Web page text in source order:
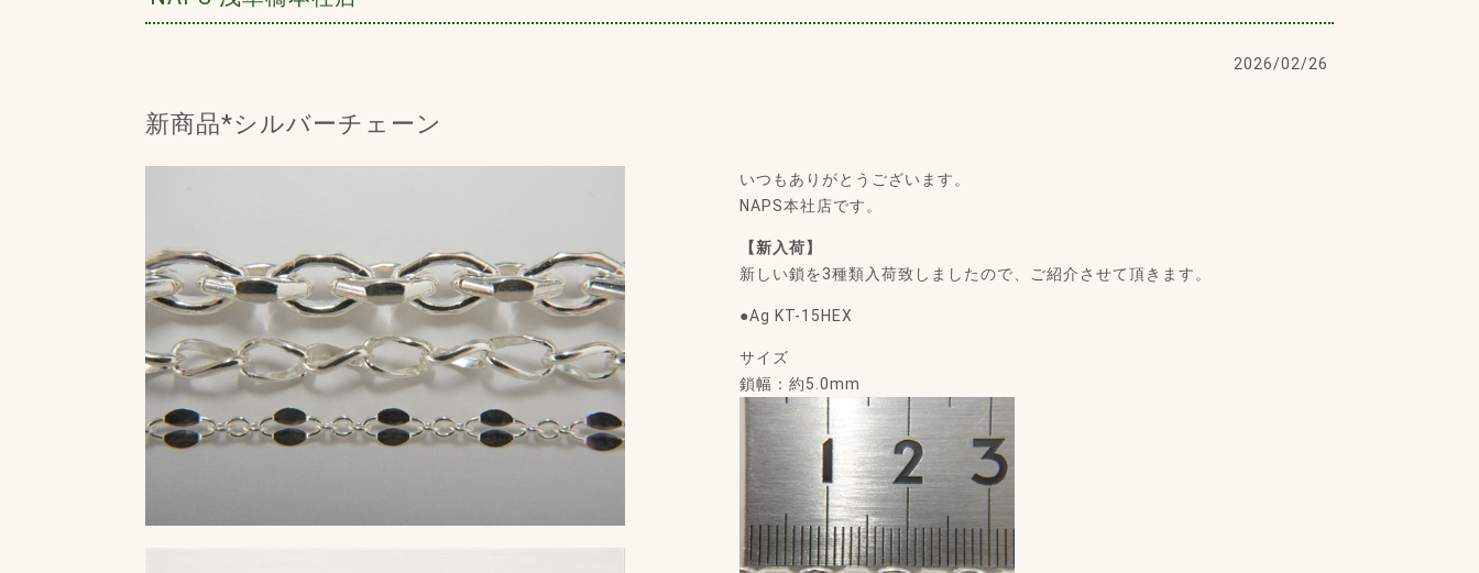
2026/02/26
新商品*シルバーチェーン
いつもありがとうございます。
NAPS本社店です。
【新入荷】
新しい鎖を3種類入荷致しましたので、ご紹介させて頂きます。
●Ag KT-15HEX
サイズ
鎖幅：約5.0mm